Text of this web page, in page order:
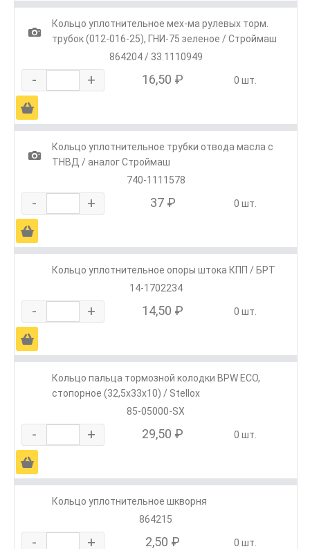
1
Кольцо уплотнительное мех-ма рулевых торм.
трубок (012-016-25), ГНИ-75 зеленое / Строймаш
864204 / 33.1110949
- + 16,50 ₽ 0 шт.
Ä
1
Кольцо уплотнительное трубки отвода масла с
ТНВД / аналог Строймаш
740-1111578
- + 37 ₽ 0 шт.
Ä
Кольцо уплотнительное опоры штока КПП / БРТ
14-1702234
- + 14,50 ₽ 0 шт.
Ä
Кольцо пальца тормозной колодки BPW ЕСО,
стопорное (32,5x33x10) / Stellox
85-05000-SX
- + 29,50 ₽ 0 шт.
Ä
Кольцо уплотнительное шкворня
864215
- + 2,50 ₽ 0 шт.